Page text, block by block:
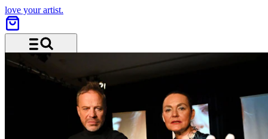
love your artist.
Menü und Suche